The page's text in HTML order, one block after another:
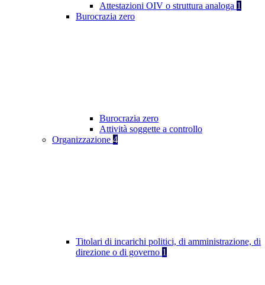
Attestazioni OIV o struttura analoga 1
Burocrazia zero
Burocrazia zero
Attività soggette a controllo
Organizzazione 4
Titolari di incarichi politici, di amministrazione, di
direzione o di governo 1